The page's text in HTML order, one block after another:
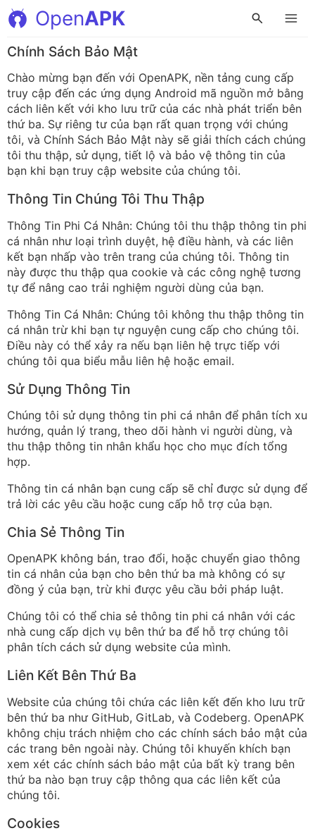
OpenAPK
Chính Sách Bảo Mật
Chào mừng bạn đến với OpenAPK, nền tảng cung cấp
truy cập đến các ứng dụng Android mã nguồn mở bằng
cách liên kết với kho lưu trữ của các nhà phát triển bên
thứ ba. Sự riêng tư của bạn rất quan trọng với chúng
tôi, và Chính Sách Bảo Mật này sẽ giải thích cách chúng
tôi thu thập, sử dụng, tiết lộ và bảo vệ thông tin của
bạn khi bạn truy cập website của chúng tôi.
Thông Tin Chúng Tôi Thu Thập
Thông Tin Phi Cá Nhân: Chúng tôi thu thập thông tin phi
cá nhân như loại trình duyệt, hệ điều hành, và các liên
kết bạn nhấp vào trên trang của chúng tôi. Thông tin
này được thu thập qua cookie và các công nghệ tương
tự để nâng cao trải nghiệm người dùng của bạn.
Thông Tin Cá Nhân: Chúng tôi không thu thập thông tin
cá nhân trừ khi bạn tự nguyện cung cấp cho chúng tôi.
Điều này có thể xảy ra nếu bạn liên hệ trực tiếp với
chúng tôi qua biểu mẫu liên hệ hoặc email.
Sử Dụng Thông Tin
Chúng tôi sử dụng thông tin phi cá nhân để phân tích xu
hướng, quản lý trang, theo dõi hành vi người dùng, và
thu thập thông tin nhân khẩu học cho mục đích tổng
hợp.
Thông tin cá nhân bạn cung cấp sẽ chỉ được sử dụng để
trả lời các yêu cầu hoặc cung cấp hỗ trợ của bạn.
Chia Sẻ Thông Tin
OpenAPK không bán, trao đổi, hoặc chuyển giao thông
tin cá nhân của bạn cho bên thứ ba mà không có sự
đồng ý của bạn, trừ khi được yêu cầu bởi pháp luật.
Chúng tôi có thể chia sẻ thông tin phi cá nhân với các
nhà cung cấp dịch vụ bên thứ ba để hỗ trợ chúng tôi
phân tích cách sử dụng website của mình.
Liên Kết Bên Thứ Ba
Website của chúng tôi chứa các liên kết đến kho lưu trữ
bên thứ ba như GitHub, GitLab, và Codeberg. OpenAPK
không chịu trách nhiệm cho các chính sách bảo mật của
các trang bên ngoài này. Chúng tôi khuyến khích bạn
xem xét các chính sách bảo mật của bất kỳ trang bên
thứ ba nào bạn truy cập thông qua các liên kết của
chúng tôi.
Cookies